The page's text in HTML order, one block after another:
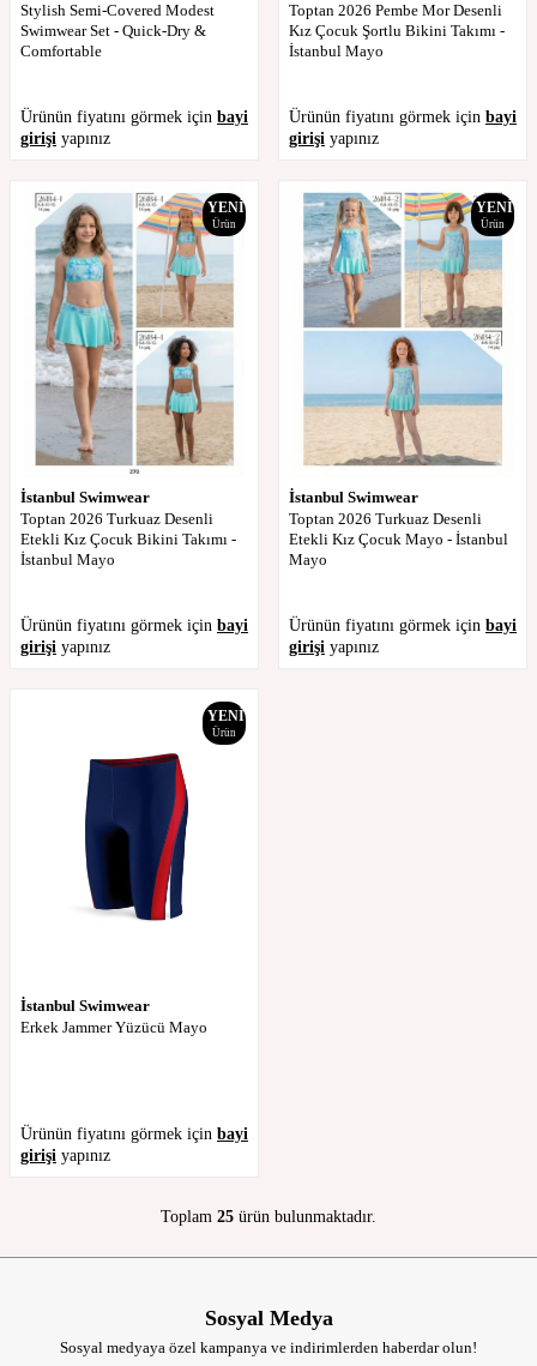
Stylish Semi-Covered Modest
Swimwear Set - Quick-Dry &
Comfortable
Ürünün fiyatını görmek için bayi
girişi yapınız
Toptan 2026 Pembe Mor Desenli
Kız Çocuk Şortlu Bikini Takımı -
İstanbul Mayo
Ürünün fiyatını görmek için bayi
girişi yapınız
YENI
Ürün
İstanbul Swimwear
Toptan 2026 Turkuaz Desenli
Etekli Kız Çocuk Bikini Takımı -
İstanbul Mayo
Ürünün fiyatını görmek için bayi
girişi yapınız
YENI
Ürün
İstanbul Swimwear
Toptan 2026 Turkuaz Desenli
Etekli Kız Çocuk Mayo - İstanbul
Mayo
Ürünün fiyatını görmek için bayi
girişi yapınız
YENI
Ürün
İstanbul Swimwear
Erkek Jammer Yüzücü Mayo
Ürünün fiyatını görmek için bayi
girişi yapınız
Toplam 25 ürün bulunmaktadır.
Sosyal Medya
Sosyal medyaya özel kampanya ve indirimlerden haberdar olun!